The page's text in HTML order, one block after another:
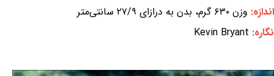
اندازه: وزن ۶۳۰ گرم، بدن به درازای ۲۷/۹ سانتی‌متر
نگاره: Kevin Bryant